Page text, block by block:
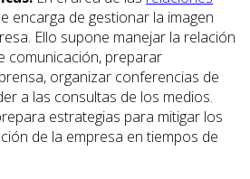
encarga de gestionar la imagen
Ello supone manejar la relación
comunicación, preparar
organizar conferencias de
a las consultas de los medios.
estrategias para mitigar los
de la empresa en tiempos de